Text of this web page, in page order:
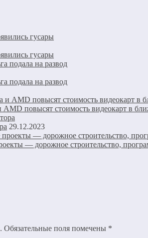
гусары
гусары
подала на развод
подала на развод
повысят стоимость видеокарт в
29.12.2023
— дорожное строительство,
Обязательные поля помечены *